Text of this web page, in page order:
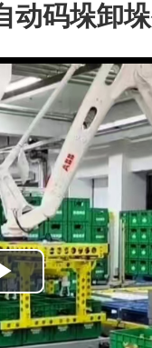
动码垛卸
Play
Video